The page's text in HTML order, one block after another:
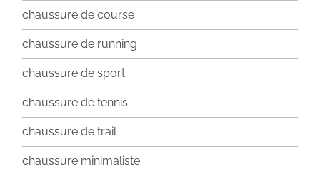
chaussure de course
chaussure de running
chaussure de sport
chaussure de tennis
chaussure de trail
chaussure minimaliste